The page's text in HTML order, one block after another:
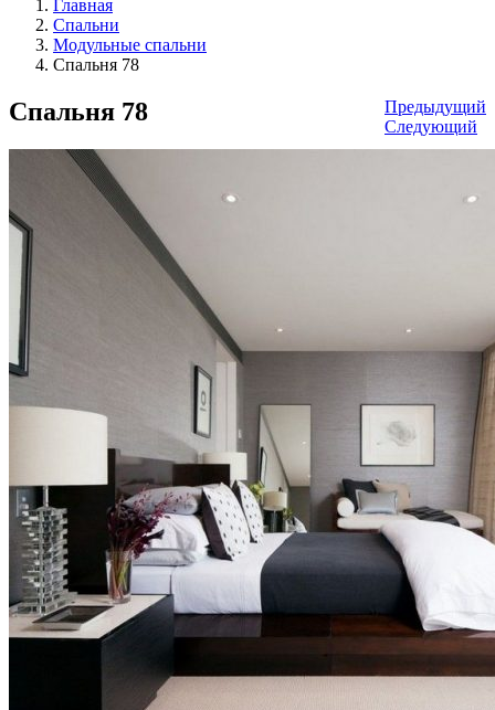
Главная
Спальни
Модульные спальни
Спальня 78
Предыдущий
Следующий
Спальня 78